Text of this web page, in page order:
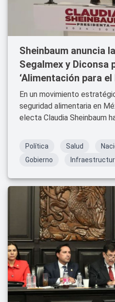
Sheinbaum anuncia
Segalmex y Diconsa
‘Alimentación para
En un movimiento
seguridad alimentaria en
electa Claudia Sheinbaum
Diconsa.
Política Salud
Gobierno